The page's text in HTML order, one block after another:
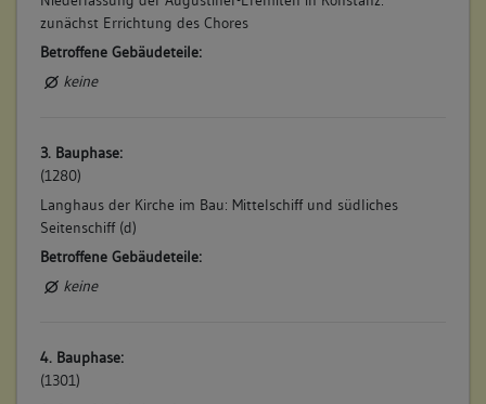
zunächst Errichtung des Chores
Betroffene Gebäudeteile:
keine
3. Bauphase:
(1280)
Langhaus der Kirche im Bau: Mittelschiff und südliches
Seitenschiff (d)
Betroffene Gebäudeteile:
keine
4. Bauphase:
(1301)